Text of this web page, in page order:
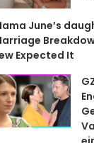
June’s
Expected It